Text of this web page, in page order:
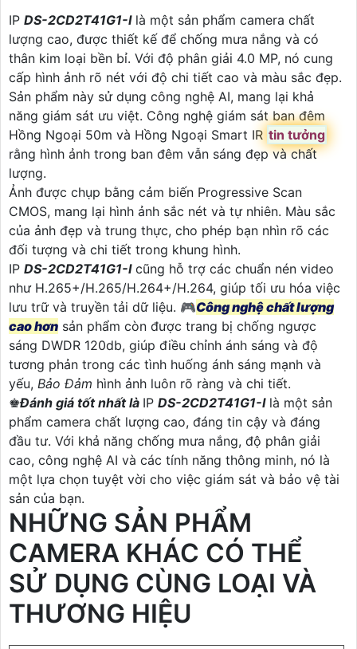
IP DS-2CD2T41G1-Ilà một sản phẩm camera chất
lượng cao, được thiết kế để chống mưa nắng và có
thân kim loại bền bỉ. Với độ phân giải 4.0 MP, nó cung
cấp hình ảnh rõ nét với độ chi tiết cao và màu sắc đẹp.
Sản phẩm này sử dụng công nghệ AI, mang lại khả
năng giám sát ưu việt. Công nghệ giám sát ban đêm
Hồng Ngoại 50m và Hồng Ngoại Smart IR tin tưởng
rằng hình ảnh trong ban đêm vẫn sáng đẹp và chất
lượng.
Ảnh được chụp bằng cảm biến Progressive Scan
CMOS, mang lại hình ảnh sắc nét và tự nhiên. Màu sắc
của ảnh đẹp và trung thực, cho phép bạn nhìn rõ các
đối tượng và chi tiết trong khung hình.
IP DS-2CD2T41G1-Icũng hỗ trợ các chuẩn nén video
như H.265+/H.265/H.264+/H.264, giúp tối ưu hóa việc
lưu trữ và truyền tải dữ liệu. 🎮Công nghệ chất lượng
cao hơn sản phẩm còn được trang bị chống ngược
sáng DWDR 120db, giúp điều chỉnh ánh sáng và độ
tương phản trong các tình huống ánh sáng mạnh và
yếu, Bảo Đảm hình ảnh luôn rõ ràng và chi tiết.
♚Đánh giá tốt nhất là IP DS-2CD2T41G1-Ilà một sản
phẩm camera chất lượng cao, đáng tin cậy và đáng
đầu tư. Với khả năng chống mưa nắng, độ phân giải
cao, công nghệ AI và các tính năng thông minh, nó là
một lựa chọn tuyệt vời cho việc giám sát và bảo vệ tài
sản của bạn.
NHỮNG SẢN PHẨM
CAMERA KHÁC CÓ THỂ
SỬ DỤNG CÙNG LOẠI VÀ
THƯƠNG HIỆU